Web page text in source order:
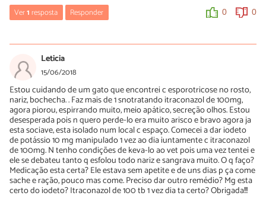
Ver1resposta Responder 0 0
11/06/2019
Meu gato tem 1 ano , e está com fungosua já levei ao veterinário
aqui ele passou um shampo o prar dar banho a cada dois dias o
shampovo e setodinho mais ele ainda está do mesmo jeito com
várias lesões na cabeça alguém pode mim ajudar aqui ficarei
grato.
0
Leticia
15/06/2018
Estou cuidando de um gato que encontrei c esporotricose no rosto,
nariz, bochecha. . Faz mais de 1 snotratando itraconazol de 100mg,
agora piorou, espirrando muito, meio apático, secreção olhos. Estou
desesperada pois n quero perde-lo era muito arisco e bravo agora ja
esta sociave, esta isolado num local c espaço. Comecei a dar iodeto
de potássio 10 mg manipulado 1 vez ao dia iuntamente c itraconazol
de 100mg. N tenho condições de keva-lo ao vet pois uma vez tentei e
ele se debateu tanto q esfolou todo nariz e sangrava muito. O q faço?
Medicação esta certa? Ele estava sem apetite e de uns dias p ça come
sache e ração, pouco mas come. Preciso dar outro remédio? Mg esta
certo do iodeto? Itraconazol de 100 tb 1 vez dia ta certo? Obrigada!!!